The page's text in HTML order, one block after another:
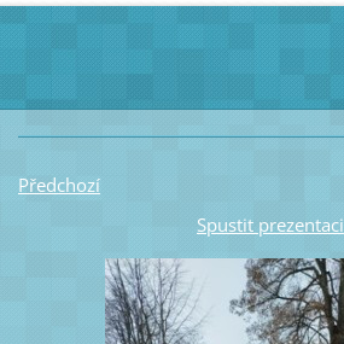
Předchozí
Spustit prezentaci